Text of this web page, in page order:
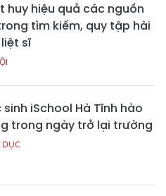
huy hiệu quả các nguồn
tìm kiếm, quy tập hài
sĩ
sinh iSchool Hà Tĩnh hào
trong ngày trở lại trường
DỤC